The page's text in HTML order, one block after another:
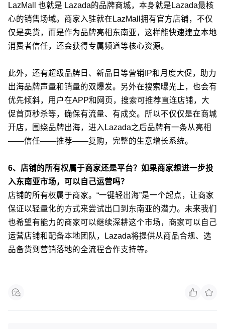
LazMall 也就是 Lazada的品牌商城，本身就是Lazada最核
心的销售场域。商家入驻就在LazMall拥有官方店铺，不仅
仅是卖货，而是作为品牌亮相东南亚，这样能快速建立本地
消费者信任，还会获得专属频道等核心资源。
此外，还有超级品牌日、新品日等营销IP和月度大促，助力
出海品牌声量和销量的双爆发。另外在搜索曝光上，也会有
优先倾斜，用户在APP和网页，搜索可推荐直连店铺，大
促首页秒杀等，确保有流量、有成交。所以不仅仅是在商城
开店，围绕品牌出海，进入Lazada之后品牌有一条从亮相
——信任——推荐——复购，完整的生意增长系统。
6、店铺的所有权属于商家还是平台？如果商家想进一步投
入东南亚市场，可以自己运营吗？
店铺的所有权属于商家。“一键轻出海”是一个起点，让商家
保证以轻量化的方式来尝试出口到东南亚的潜力。未来我们
也希望有能力的商家可以继续深耕这个市场，商家可以自己
运营店铺和配备本地团队，Lazada将提供从商品合规、选
品备货到营销落地的全流程合作支持等。